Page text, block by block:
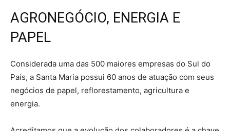
AGRONEGÓCIO, ENERGIA E
PAPEL
Considerada uma das 500 maiores empresas do Sul do
País, a Santa Maria possui 60 anos de atuação com seus
negócios de papel, reflorestamento, agricultura e
energia.